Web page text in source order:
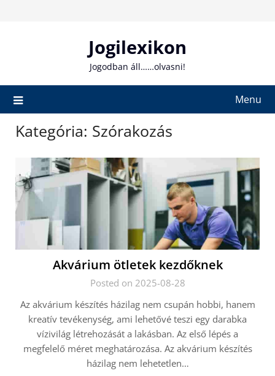
Jogilexikon
Jogodban áll……olvasni!
Menu
Kategória: Szórakozás
Akvárium ötletek kezdőknek
Posted on 2025-08-28
Az akvárium készítés házilag nem csupán hobbi, hanem
kreatív tevékenység, ami lehetővé teszi egy darabka
vízivilág létrehozását a lakásban. Az első lépés a
megfelelő méret meghatározása. Az akvárium készítés
házilag nem lehetetlen…